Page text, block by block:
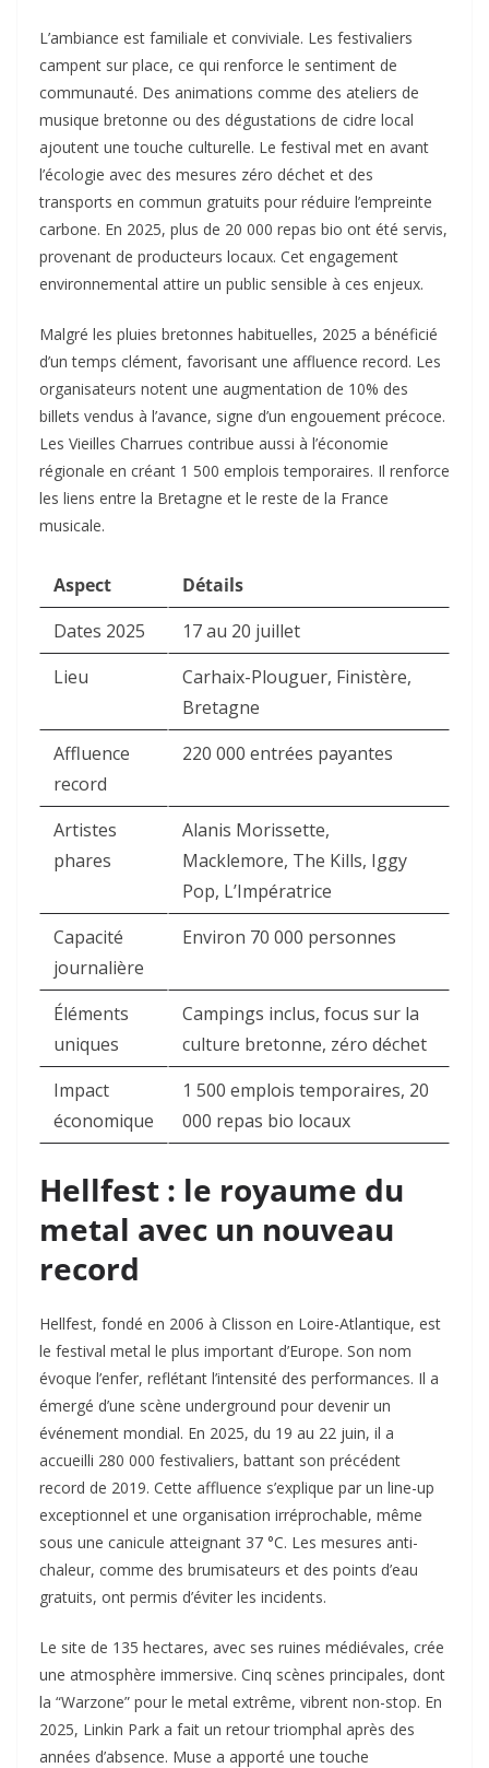
L’ambiance est familiale et conviviale. Les festivaliers
campent sur place, ce qui renforce le sentiment de
communauté. Des animations comme des ateliers de
musique bretonne ou des dégustations de cidre local
ajoutent une touche culturelle. Le festival met en avant
l’écologie avec des mesures zéro déchet et des
transports en commun gratuits pour réduire l’empreinte
carbone. En 2025, plus de 20 000 repas bio ont été servis,
provenant de producteurs locaux. Cet engagement
environnemental attire un public sensible à ces enjeux.​
Malgré les pluies bretonnes habituelles, 2025 a bénéficié
d’un temps clément, favorisant une affluence record. Les
organisateurs notent une augmentation de 10% des
billets vendus à l’avance, signe d’un engouement précoce.
Les Vieilles Charrues contribue aussi à l’économie
régionale en créant 1 500 emplois temporaires. Il renforce
les liens entre la Bretagne et le reste de la France
musicale.​
Aspect
Détails
Dates 2025
17 au 20 juillet
Lieu
Carhaix-Plouguer, Finistère,
Bretagne
Affluence
record
220 000 entrées payantes
Artistes
phares
Alanis Morissette,
Macklemore, The Kills, Iggy
Pop, L’Impératrice
Capacité
journalière
Environ 70 000 personnes
Éléments
uniques
Campings inclus, focus sur la
culture bretonne, zéro déchet
Impact
économique
1 500 emplois temporaires, 20
000 repas bio locaux
Hellfest : le royaume du
metal avec un nouveau
record
Hellfest, fondé en 2006 à Clisson en Loire-Atlantique, est
le festival metal le plus important d’Europe. Son nom
évoque l’enfer, reflétant l’intensité des performances. Il a
émergé d’une scène underground pour devenir un
événement mondial. En 2025, du 19 au 22 juin, il a
accueilli 280 000 festivaliers, battant son précédent
record de 2019. Cette affluence s’explique par un line-up
exceptionnel et une organisation irréprochable, même
sous une canicule atteignant 37 °C. Les mesures anti-
chaleur, comme des brumisateurs et des points d’eau
gratuits, ont permis d’éviter les incidents.​
Le site de 135 hectares, avec ses ruines médiévales, crée
une atmosphère immersive. Cinq scènes principales, dont
la “Warzone” pour le metal extrême, vibrent non-stop. En
2025, Linkin Park a fait un retour triomphal après des
années d’absence. Muse a apporté une touche